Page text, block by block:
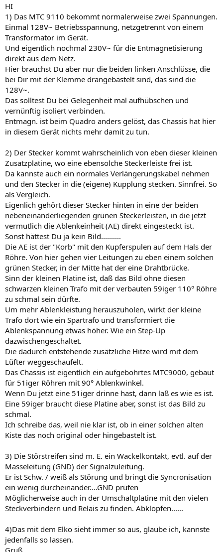
HI
1) Das MTC 9110 bekommt normalerweise zwei Spannungen.
Einmal 128V~ Betriebsspannung, netzgetrennt von einem
Transformator im Gerät.
Und eigentlich nochmal 230V~ für die Entmagnetisierung
direkt aus dem Netz.
Hier brauchst Du aber nur die beiden linken Anschlüsse, die
bei Dir mit der Klemme drangebastelt sind, das sind die
128V~.
Das solltest Du bei Gelegenheit mal aufhübschen und
vernünftig isoliert verbinden.
Entmagn. ist beim Quadro anders gelöst, das Chassis hat hier
in diesem Gerät nichts mehr damit zu tun.
2) Der Stecker kommt wahrscheinlich von eben dieser kleinen
Zusatzplatine, wo eine ebensolche Steckerleiste frei ist.
Da kannste auch ein normales Verlängerungskabel nehmen
und den Stecker in die (eigene) Kupplung stecken. Sinnfrei. So
als Vergleich.
Eigenlich gehört dieser Stecker hinten in eine der beiden
nebeneinanderliegenden grünen Steckerleisten, in die jetzt
vermutlich die Ablenkeinheit (AE) direkt eingesteckt ist.
Sonst hättest Du ja kein Bild..........
Die AE ist der "Korb" mit den Kupferspulen auf dem Hals der
Röhre. Von hier gehen vier Leitungen zu eben einem solchen
grünen Stecker, in der Mitte hat der eine Drahtbrücke.
Sinn der kleinen Platine ist, daß das Bild ohne diesen
schwarzen kleinen Trafo mit der verbauten 59iger 110° Röhre
zu schmal sein dürfte.
Um mehr Ablenkleistung herauszuholen, wirkt der kleine
Trafo dort wie ein Spartrafo und transformiert die
Ablenkspannung etwas höher. Wie ein Step-Up
dazwischengeschaltet.
Die dadurch entstehende zusätzliche Hitze wird mit dem
Lüfter weggeschaufelt.
Das Chassis ist eigentlich ein aufgebohrtes MTC9000, gebaut
für 51iger Röhren mit 90° Ablenkwinkel.
Wenn Du jetzt eine 51iger drinne hast, dann laß es wie es ist.
Eine 59iger braucht diese Platine aber, sonst ist das Bild zu
schmal.
Ich schreibe das, weil nie klar ist, ob in einer solchen alten
Kiste das noch original oder hingebastelt ist.
3) Die Störstreifen sind m. E. ein Wackelkontakt, evtl. auf der
Masseleitung (GND) der Signalzuleitung.
Er ist Schw. / weiß als Störung und bringt die Syncronisation
ein wenig durcheinander....GND prüfen
Möglicherweise auch in der Umschaltplatine mit den vielen
Steckverbindern und Relais zu finden. Abklopfen......
4)Das mit dem Elko sieht immer so aus, glaube ich, kannste
jedenfalls so lassen.
Gruß